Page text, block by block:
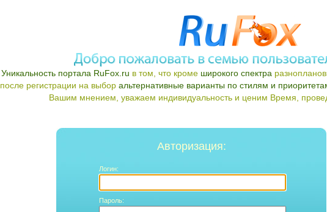
Уникальность портала RuFox.ru в том, что кроме широкого спектра
после регистрации на выбор альтернативные варианты по стилям и
Вашим мнением, уважаем индивидуальность и ценим Время,
Авторизация:
Логин:
Пароль: